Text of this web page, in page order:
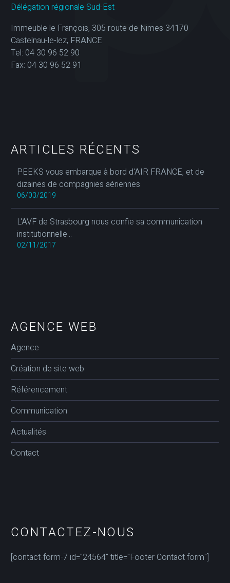
Délégation régionale Sud-Est
Immeuble le François, 305 route de Nimes 34170
Castelnau-le-lez, FRANCE
Tel: 04 30 96 52 90
Fax: 04 30 96 52 91
ARTICLES RÉCENTS
PEEKS vous embarque à bord d'AIR FRANCE, et de
dizaines de compagnies aériennes
06/03/2019
L'AVF de Strasbourg nous confie sa communication
institutionnelle...
02/11/2017
AGENCE WEB
Agence
Création de site web
Référencement
Communication
Actualités
Contact
CONTACTEZ-NOUS
[contact-form-7 id="24564" title="Footer Contact form"]